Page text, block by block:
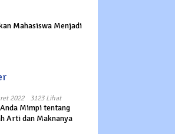
Mahasiswa Menjadi
2022 3123 Lihat
Mimpi tentang
Arti dan Maknanya